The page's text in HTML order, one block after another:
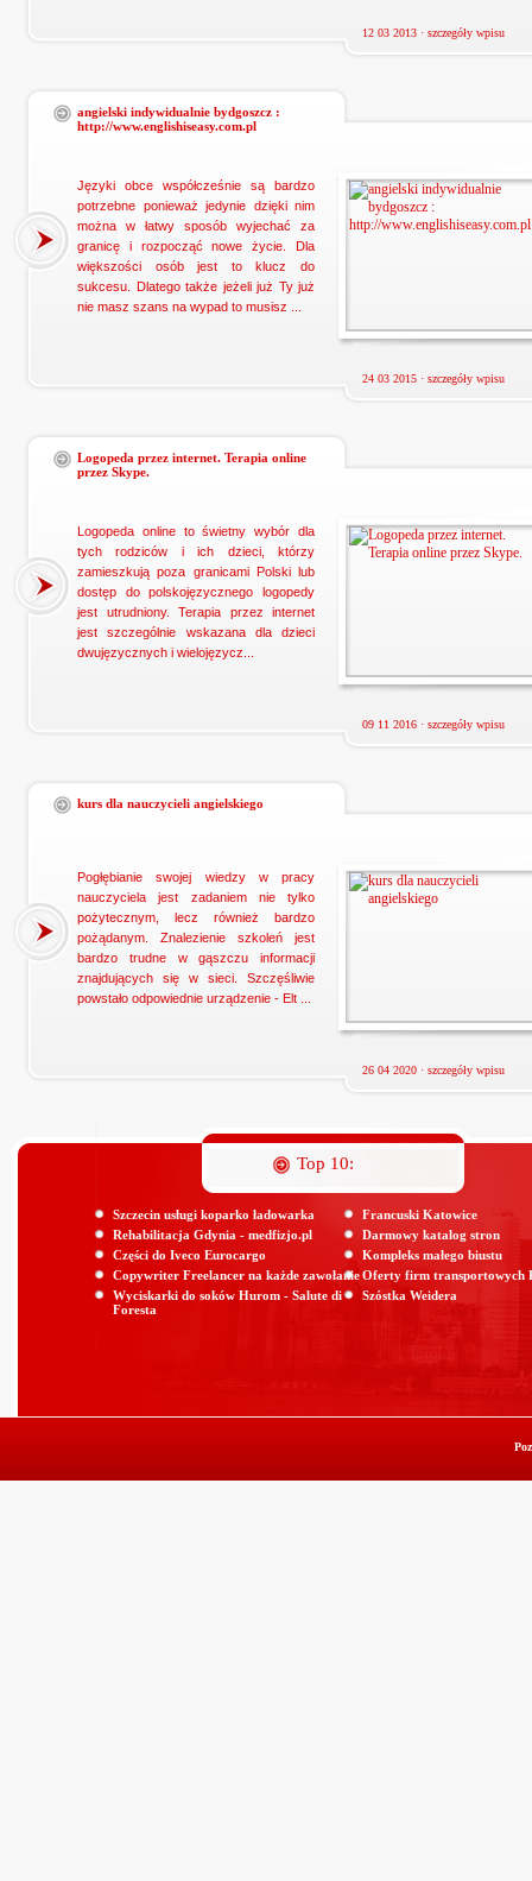
12 03 2013 · szczegóły wpisu
angielski indywidualnie bydgoszcz :
http://www.englishiseasy.com.pl
Języki obce współcześnie są bardzo
potrzebne ponieważ jedynie dzięki nim
można w łatwy sposób wyjechać za
granicę i rozpocząć nowe życie. Dla
większości osób jest to klucz do
sukcesu. Dlatego także jeżeli już Ty już
nie masz szans na wypad to musisz ...
24 03 2015 · szczegóły wpisu
Logopeda przez internet. Terapia online
przez Skype.
Logopeda online to świetny wybór dla
tych rodziców i ich dzieci, którzy
zamieszkują poza granicami Polski lub
dostęp do polskojęzycznego logopedy
jest utrudniony. Terapia przez internet
jest szczególnie wskazana dla dzieci
dwujęzycznych i wielojęzycz...
09 11 2016 · szczegóły wpisu
kurs dla nauczycieli angielskiego
Pogłębianie swojej wiedzy w pracy
nauczyciela jest zadaniem nie tylko
pożytecznym, lecz również bardzo
pożądanym. Znalezienie szkoleń jest
bardzo trudne w gąszczu informacji
znajdujących się w sieci. Szczęśliwie
powstało odpowiednie urządzenie - Elt ...
26 04 2020 · szczegóły wpisu
Top 10:
Szczecin usługi koparko ładowarka
Rehabilitacja Gdynia - medfizjo.pl
Części do Iveco Eurocargo
Copywriter Freelancer na każde zawołanie
Wyciskarki do soków Hurom - Salute di
Foresta
Francuski Katowice
Darmowy katalog stron
Kompleks małego biustu
Oferty firm transportowych
Szóstka Weidera